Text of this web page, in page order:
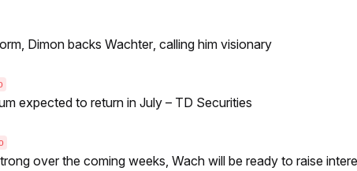
Dimon backs Wachter, calling him visionary
expected to return in July – TD Securities
over the coming weeks, Wach will be ready to raise